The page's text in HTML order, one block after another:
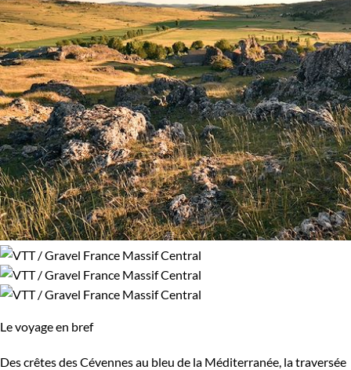
Le voyage en bref
Des crêtes des Cévennes au bleu de la Méditerranée, la traversée